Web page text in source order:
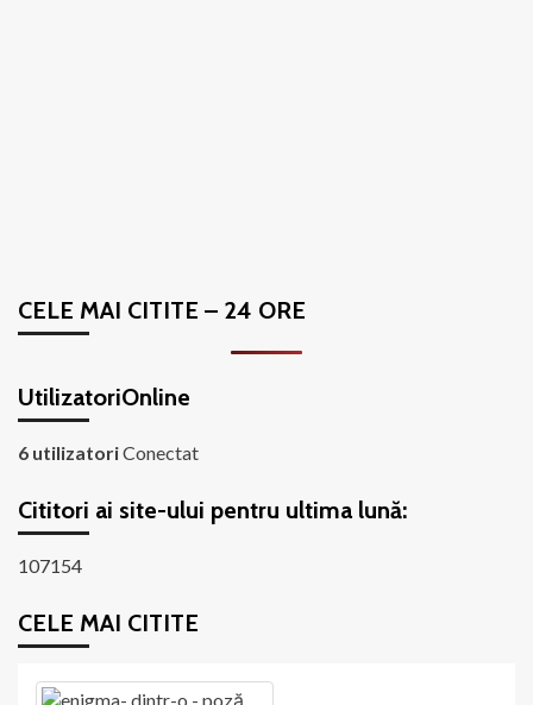
CELE MAI CITITE – 24 ORE
UtilizatoriOnline
6 utilizatoriConectat
Cititori ai site-ului pentru ultima lună:
107154
CELE MAI CITITE